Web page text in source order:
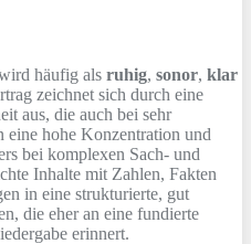
häufig als ruhig, sonor, klar
zeichnet sich durch eine
aus, die auch bei sehr
eine hohe Konzentration und
bei komplexen Sach- und
Inhalte mit Zahlen, Fakten
in eine strukturierte, gut
die eher an eine fundierte
erinnert.